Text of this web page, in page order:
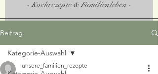
- Kochrezepte & Familienleben -
Beitrag
Kategorie-Auswahl
unsere_familien_rezepte